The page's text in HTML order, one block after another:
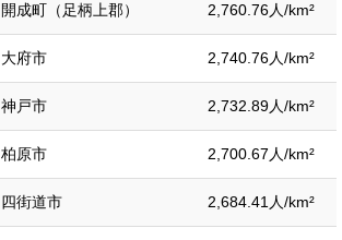
開成町（足柄上郡） 2,760.76人/km²
大府市 2,740.76人/km²
神戸市 2,732.89人/km²
柏原市 2,700.67人/km²
四街道市 2,684.41人/km²